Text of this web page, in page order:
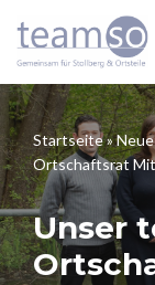
Zum
Inhalt
springen
Startseite»
Ortschaftsrat
Unser